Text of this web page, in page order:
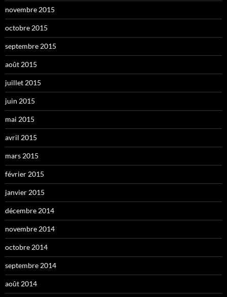
novembre 2015
octobre 2015
septembre 2015
août 2015
juillet 2015
juin 2015
mai 2015
avril 2015
mars 2015
février 2015
janvier 2015
décembre 2014
novembre 2014
octobre 2014
septembre 2014
août 2014